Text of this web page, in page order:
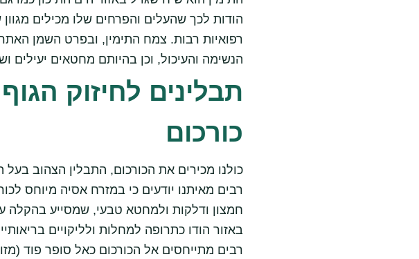
הודות לכך שהעלים והפרחים שלו מכילים
רפואיות רבות. צמח התימין, ובפרט השמן
הנשימה והעיכול, וכן בהיותם מחטאים יעילים
תבלינים לחיזוק הגוף
כורכום
כולנו מכירים את הכורכום, התבלין הצהוב
רבים מאיתנו יודעים כי במזרח אסיה מיוחס
חמצון ודלקות ולמחטא טבעי, שמסייע בהקלה
באזור הודו כתרופה למחלות ולליקויים
רבים מתייחסים אל הכורכום כאל סופר פוד